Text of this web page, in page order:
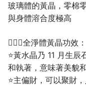
玻璃體的黃晶，零棉
與身體溶合度極高
💁🏼‍♀️全淨體黃晶功效：
⭐黃水晶乃 11 月生
和執著，意味著美貌
⭐主偏財，可以聚財